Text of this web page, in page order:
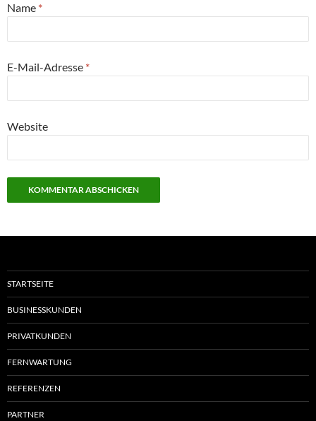
Name *
E-Mail-Adresse *
Website
STARTSEITE
BUSINESSKUNDEN
PRIVATKUNDEN
FERNWARTUNG
REFERENZEN
PARTNER